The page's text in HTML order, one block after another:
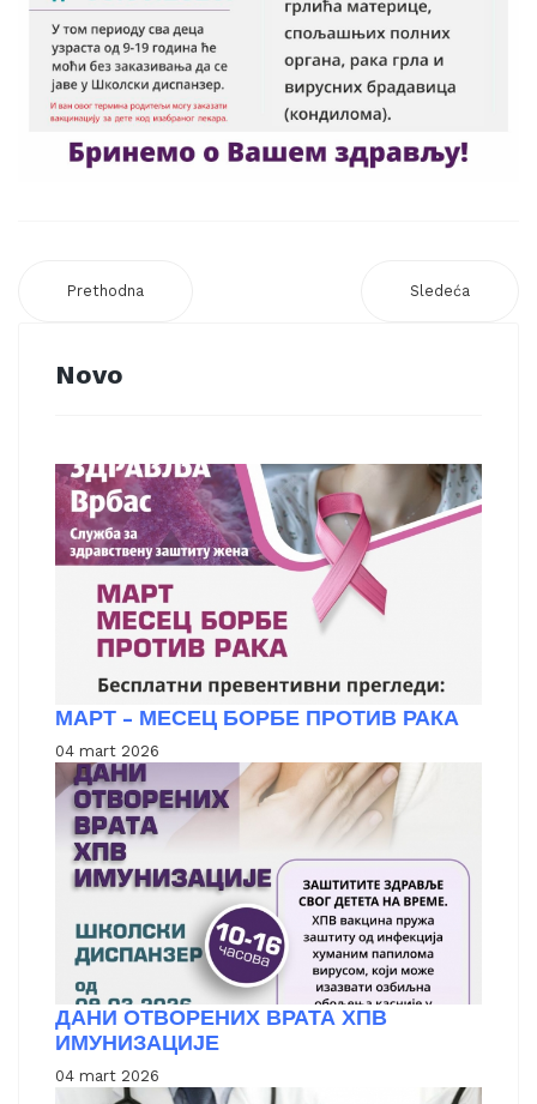
Prethodna Sledeća
Novo
МАРТ - МЕСЕЦ БОРБЕ ПРОТИВ РАКА
04 mart 2026
ДАНИ ОТВОРЕНИХ ВРАТА ХПВ
ИМУНИЗАЦИЈЕ
04 mart 2026